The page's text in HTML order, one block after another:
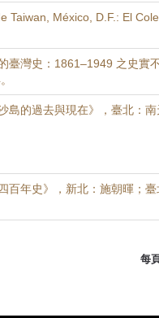
Taiwan, México, D.F.: El
的臺灣史：1861–1949 之史實
島的過去與現在》，臺北：南
百年史》，新北：施朝暉；
每